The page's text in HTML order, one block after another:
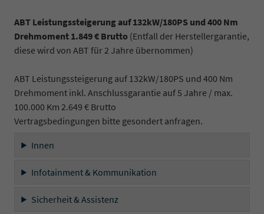
ABT Leistungssteigerung auf 132kW/180PS und 400 Nm
Drehmoment 1.849 € Brutto (Entfall der Herstellergarantie,
diese wird von ABT für 2 Jahre übernommen)
ABT Leistungssteigerung auf 132kW/180PS und 400 Nm
Drehmoment inkl. Anschlussgarantie auf 5 Jahre / max.
100.000 Km 2.649 € Brutto
Vertragsbedingungen bitte gesondert anfragen.
Innen
Infotainment & Kommunikation
Sicherheit & Assistenz